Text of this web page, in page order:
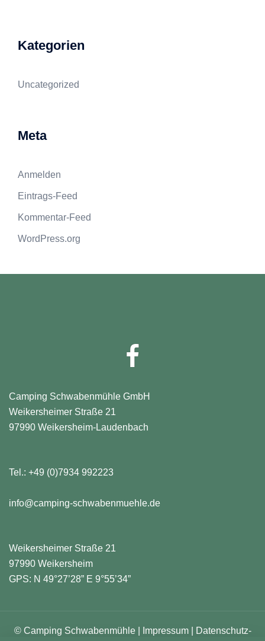
Kategorien
Uncategorized
Meta
Anmelden
Eintrags-Feed
Kommentar-Feed
WordPress.org
Camping Schwabenmühle GmbH
Weikersheimer Straße 21
97990 Weikersheim-Laudenbach
Tel.: +49 (0)7934 992223
info@camping-schwabenmuehle.de
Weikersheimer Straße 21
97990 Weikersheim
GPS: N 49°27’28” E 9°55’34”
© Camping Schwabenmühle | Impressum| Datenschutz-